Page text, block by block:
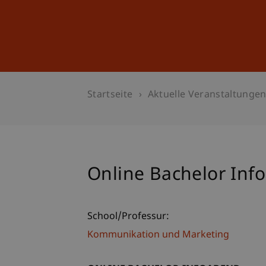
Startseite Aktuelle Veranstaltungen
Online Bachelor
School/Professur:
Kommunikation und Marketing